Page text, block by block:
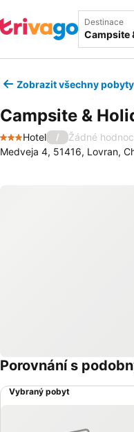
Destinace
Zobrazit všechny
Campsite &
3 Počet hvězdiček
Hotel /
Žádné
Medveja 4, 51416, Lovran,
Porovnání s
Vybraný pobyt